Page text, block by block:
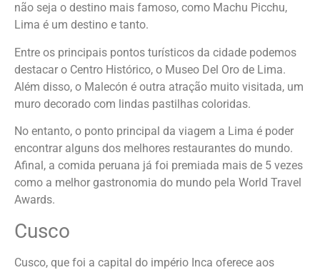
não seja o destino mais famoso, como Machu Picchu,
Lima é um destino e tanto.
Entre os principais pontos turísticos da cidade podemos
destacar o Centro Histórico, o Museo Del Oro de Lima.
Além disso, o Malecón é outra atração muito visitada, um
muro decorado com lindas pastilhas coloridas.
No entanto, o ponto principal da viagem a Lima é poder
encontrar alguns dos melhores restaurantes do mundo.
Afinal, a comida peruana já foi premiada mais de 5 vezes
como a melhor gastronomia do mundo pela World Travel
Awards.
Cusco
Cusco, que foi a capital do império Inca oferece aos